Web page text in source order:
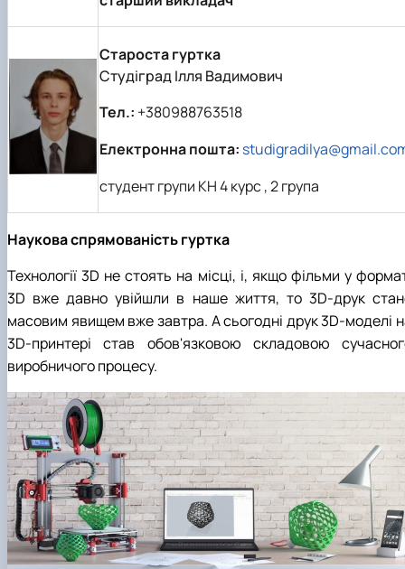
Староста гуртка
Студіград Ілля Вадимович
Тел.: +380988763518
Електронна пошта:
студент групи КН 4 курс , 2 група
Наукова спрямованість гуртка
Технології 3D не стоять на місці, і, якщо фільми у
3D вже давно увійшли в наше життя, то 3D-друк
масовим явищем вже завтра. А сьогодні друк 3D-моделі
3D-принтері став обов'язковою складовою
виробничого процесу.